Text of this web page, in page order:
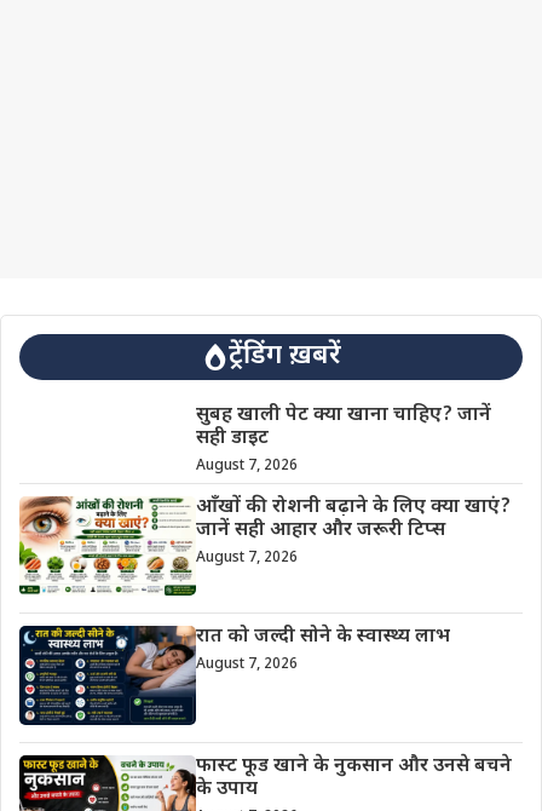
ट्रेंडिंग ख़बरें
सुबह खाली पेट क्या खाना चाहिए? जानें
सही डाइट
August 7, 2026
आँखों की रोशनी बढ़ाने के लिए क्या खाएं?
जानें सही आहार और जरूरी टिप्स
August 7, 2026
रात को जल्दी सोने के स्वास्थ्य लाभ
August 7, 2026
फास्ट फूड खाने के नुकसान और उनसे बचने
के उपाय